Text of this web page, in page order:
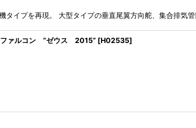
イプを再現。 大型タイプの垂直尾翼方向舵、集合排気管
ァルコン ”ゼウス 2015” [H02535]